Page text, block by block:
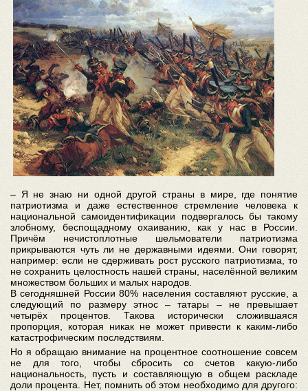
– Я не знаю ни одной другой страны в мире, где понятие
патриотизма и даже естественное стремление человека к
национальной самоидентификации подвергалось бы такому
злобному, беспощадному охаиванию, как у нас в России.
Причём нечистоплотные шельмователи патриотизма
прикрываются чуть ли не державными идеями. Они говорят,
например: если не сдерживать рост русского патриотизма, то
не сохранить целостность нашей страны, населённой великим
множеством больших и малых народов.
В сегодняшней России 80% населения составляют русские, а
следующий по размеру этнос – татары – не превышает
четырёх процентов. Такова исторически сложившаяся
пропорция, которая никак не может привести к каким-либо
катастрофическим последствиям.
Но я обращаю внимание на процентное соотношение совсем
не для того, чтобы сбросить со счетов какую-либо
национальность, пусть и составляющую в общем раскладе
доли процента. Нет, помнить об этом необходимо для другого: